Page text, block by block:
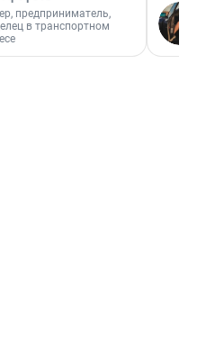
предприниматель,
в транспортном